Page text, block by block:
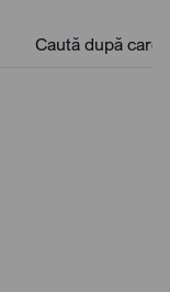
Caută după